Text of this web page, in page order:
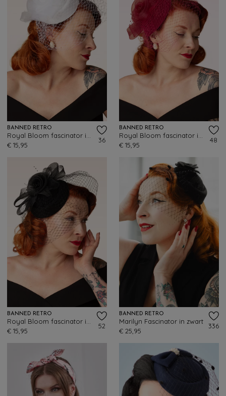
BANNED RETRO
€ 15,95
36
BANNED RETRO
€ 15,95
48
BANNED RETRO
€ 15,95
52
BANNED RETRO
Marilyn Fascinator in zwart
€ 25,95
336